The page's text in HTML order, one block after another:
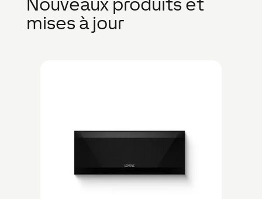
Nouveaux produits et
mises à jour